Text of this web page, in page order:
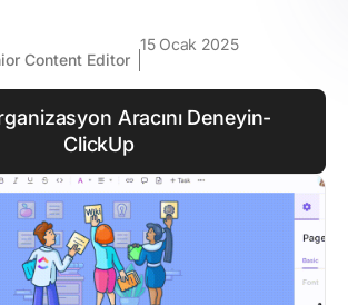
Content Editor
15 Ocak 2025
Aracını Deneyin-
ClickUp